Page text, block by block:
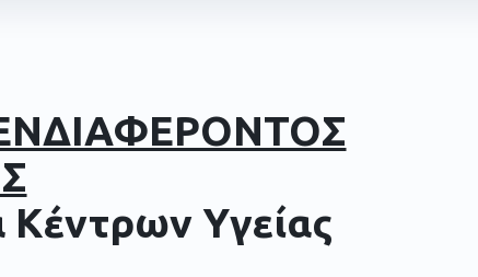
Κέντρων Υγείας